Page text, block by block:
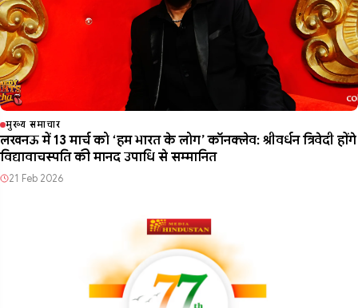
मुख्य समाचार
लखनऊ में 13 मार्च को ‘हम भारत के लोग’ कॉनक्लेव: श्रीवर्धन त्रिवेदी होंगे
विद्यावाचस्पति की मानद उपाधि से सम्मानित
21 Feb 2026